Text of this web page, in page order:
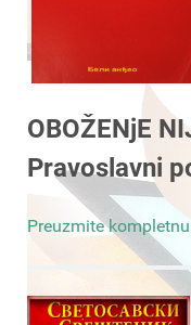
OBOŽENjE
Pravoslavni
Preuzmite